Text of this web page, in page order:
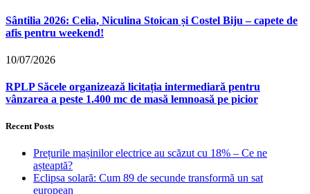
Sântilia 2026: Celia, Niculina Stoican și Costel Biju – capete de
afis pentru weekend!
10/07/2026
RPLP Săcele organizează licitația intermediară pentru
vânzarea a peste 1.400 mc de masă lemnoasă pe picior
Recent Posts
Prețurile mașinilor electrice au scăzut cu 18% – Ce ne
așteaptă?
Eclipsa solară: Cum 89 de secunde transformă un sat
european